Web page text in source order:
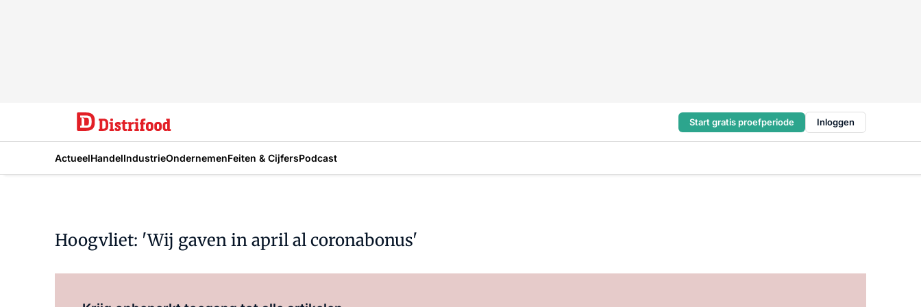
Start gratis proefperiode Inloggen
ActueelHandelIndustrieOndernemenFeiten & CijfersPodcast
Hoogvliet: 'Wij gaven in april al coronabonus'